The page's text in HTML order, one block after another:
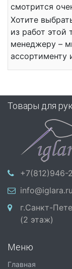
смотрится
Хотите
из работ этой
менеджеру –
ассортименту
Товары для
info@iglara.ru
г.Санкт-
(2 этаж)
Меню
Главная